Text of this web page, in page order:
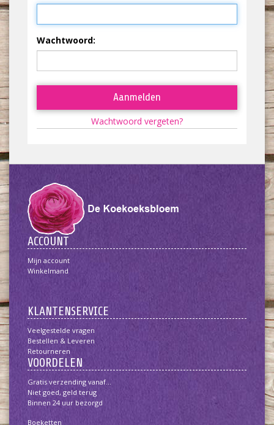
Wachtwoord:
Aanmelden
Wachtwoord vergeten?
ACCOUNT
Mijn account
Winkelmand
KLANTENSERVICE
Veelgestelde vragen
Bestellen & Leveren
Retourneren
VOORDELEN
Gratis verzending vanaf...
Niet goed, geld terug
Binnen 24 uur bezorgd
Boeketten